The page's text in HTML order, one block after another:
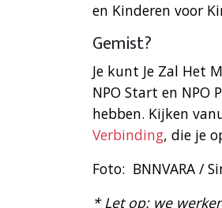
en Kinderen voor
Gemist?
Je kunt Je Zal Het
NPO Start en NPO
hebben. Kijken
Verbinding, die je
Foto: BNNVARA /
* Let op: we